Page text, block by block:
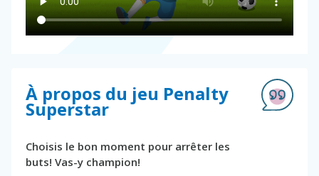
À propos du jeu Penalty
Superstar
Choisis le bon moment pour arrêter les
buts! Vas-y champion!